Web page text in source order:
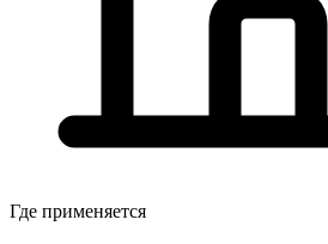
Где применяется